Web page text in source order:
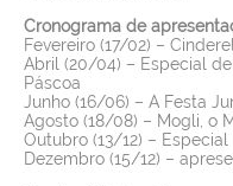
Cronograma de
Fevereiro (17/02) –
Abril (20/04) – Especial
Páscoa
Junho (16/06) – A Festa
Agosto (18/08) – Mogli, o
Outubro (13/12) –
Dezembro (15/12) –